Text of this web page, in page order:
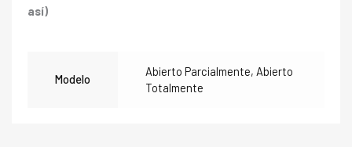
así)
Modelo
Abierto Parcialmente, Abierto
Totalmente